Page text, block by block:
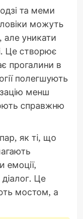
та меми
можуть
але уникати
Це створює
прогалини в
полегшують
менш
справжню
як ті, що
емоції,
Це
мостом, а